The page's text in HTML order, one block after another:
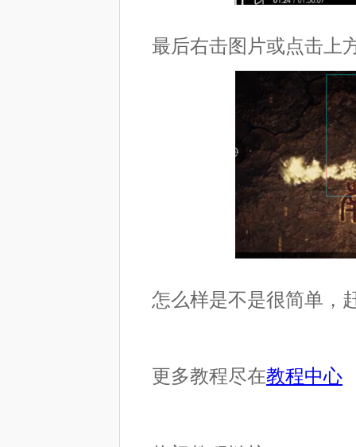
最后右击图片或点击上
怎么样是不是很简单，
更多教程尽在教程中心